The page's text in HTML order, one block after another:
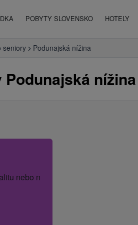
POBYTY SLOVENSKO HOTELY
seniory Podunajská nížina
nížina
nebo název hotelu.